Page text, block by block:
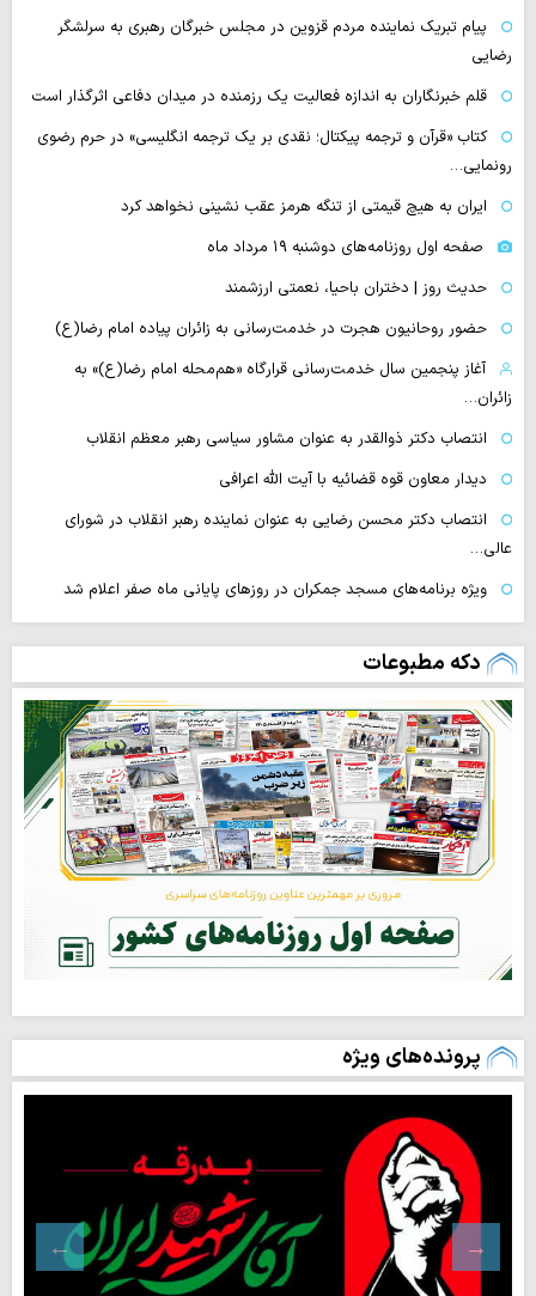
پیام تبریک نماینده مردم قزوین در مجلس خبرگان رهبری به سرلشگر
رضایی
قلم خبرنگاران به اندازه فعالیت یک رزمنده در میدان دفاعی اثرگذار است
کتاب «قرآن و ترجمه پیکتال؛ نقدی بر یک ترجمه انگلیسی» در حرم رضوی
رونمایی…
ایران به هیچ قیمتی از تنگه هرمز عقب نشینی نخواهد کرد
صفحه اول روزنامه‌های دوشنبه ۱۹ مرداد ماه
حدیث روز | دختران باحیا، نعمتی ارزشمند
حضور روحانیون هجرت در خدمت‌رسانی به زائران پیاده امام رضا(ع)
آغاز پنجمین سال خدمت‌رسانی قرارگاه «هم‌محله امام رضا(ع)» به
زائران…
انتصاب دکتر ذوالقدر به عنوان مشاور سیاسی رهبر معظم انقلاب
دیدار معاون قوه قضائیه با آیت الله اعرافی
انتصاب دکتر محسن رضایی به عنوان نماینده رهبر انقلاب در شورای
عالی…
‌ویژه برنامه‌های مسجد جمکران در روزهای پایانی ماه صفر اعلام شد
دکه مطبوعات
پرونده‌های ویژه